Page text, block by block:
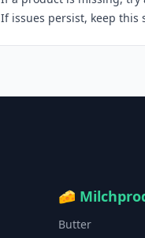
If issues persist, keep this
🧀
Butter